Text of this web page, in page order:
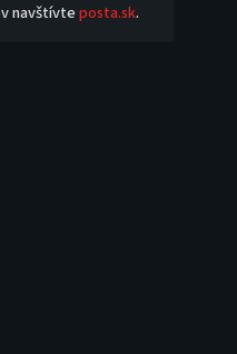
navštívteposta.sk.